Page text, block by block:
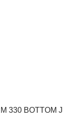
330 BOTTOM